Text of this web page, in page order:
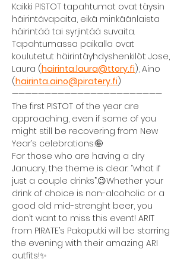
Kaikki PISTOT tapahtumat ovat täysin
häirintävapaita, eikä minkäänlaista
häirintää tai syrjintää suvaita.
Tapahtumassa paikalla ovat
koulutetut häirintäyhdyshenkilöt: Jose,
Laura (hairinta.laura@ttory.fi), Aino
(hairinta.aino@piratery.fi)
———————————————————————
The first PISTOT of the year are
approaching, even if some of you
might still be recovering from New
Year’s celebrations.🤪
For those who are having a dry
January, the theme is clear: ”what if
just a couple drinks”.😉Whether your
drink of choice is non-alcoholic or a
good old mid-strenght beer, you
don’t want to miss this event! ARIT
from PIRATE’s Pakoputki will be starring
the evening with their amazing ARI
outfits!✨